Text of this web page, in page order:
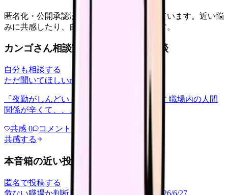
匿名化・公開承認済みの本音だけを表示しています。近い悩
みに共感したり、自分の状況を投稿できます。
カンゴさん相談室から共有された相談
自分も相談する
ただ聞いてほしいrelationships
「夜勤がしんどい」について相談したいです 職場内の人間
関係が辛くて、、、
共感 0 コメント
共感する
本音箱の近い投稿
匿名で投稿する
危ない職場か判断してほしい
2026/6/27